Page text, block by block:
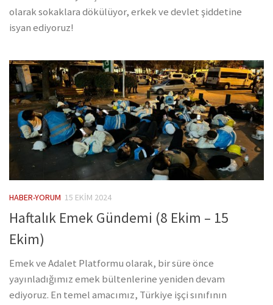
olarak sokaklara dökülüyor, erkek ve devlet şiddetine
isyan ediyoruz!
HABER-YORUM 15 EKIM 2024
Haftalık Emek Gündemi (8 Ekim – 15
Ekim)
Emek ve Adalet Platformu olarak, bir süre önce
yayınladığımız emek bültenlerine yeniden devam
ediyoruz. En temel amacımız, Türkiye işçi sınıfının